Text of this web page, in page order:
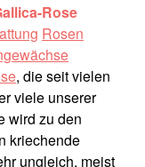
Rose
Rosen
, die seit vielen
viele unserer
wird zu den
kriechende
ungleich, meist